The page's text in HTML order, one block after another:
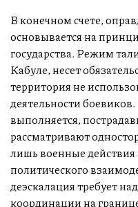
В конечном счете,
основывается на
государства. Режим
Кабуле, несет
территория не
деятельности боевиков.
выполняется,
рассматривают
лишь военные действия
политического
деэскалация требует
координации на